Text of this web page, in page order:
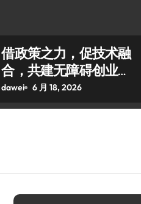
借政策之力，促技术融
合，共建无障碍创业生
态
dawei 6 月 18, 2026